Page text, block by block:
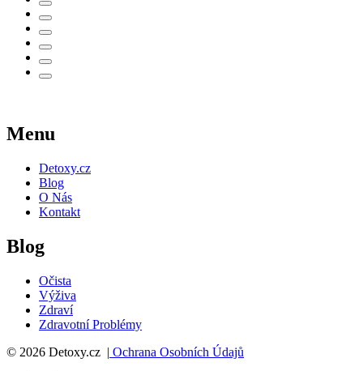
Menu
Detoxy.cz
Blog
O Nás
Kontakt
Blog
Očista
Výživa
Zdraví
Zdravotní Problémy
© 2026 Detoxy.cz | Ochrana Osobních Údajů